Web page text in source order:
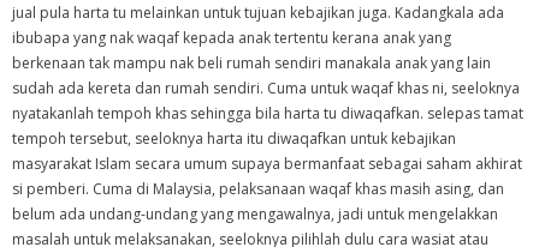
jual pula harta tu melainkan untuk tujuan kebajikan juga. Kadangkala ada
ibubapa yang nak waqaf kepada anak tertentu kerana anak yang
berkenaan tak mampu nak beli rumah sendiri manakala anak yang lain
sudah ada kereta dan rumah sendiri. Cuma untuk waqaf khas ni, seeloknya
nyatakanlah tempoh khas sehingga bila harta tu diwaqafkan. selepas tamat
tempoh tersebut, seeloknya harta itu diwaqafkan untuk kebajikan
masyarakat Islam secara umum supaya bermanfaat sebagai saham akhirat
si pemberi. Cuma di Malaysia, pelaksanaan waqaf khas masih asing, dan
belum ada undang-undang yang mengawalnya, jadi untuk mengelakkan
masalah untuk melaksanakan, seeloknya pilihlah dulu cara wasiat atau